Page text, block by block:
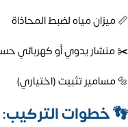
📏 ميزان مياه لضبط المحاذاة
✂️ منشار يدوي أو كهربائي
🔩 مسامير تثبيت (اختياري)
👣خطوات التركيب: